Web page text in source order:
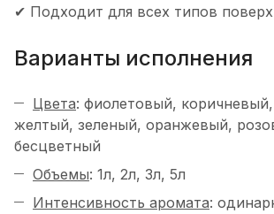
✔ Подходит для всех типов
Варианты исполнения
Цвета: фиолетовый,
желтый, зеленый, оранжевый,
бесцветный
Объемы: 1л, 2л, 3л, 5л
Интенсивность аромата: